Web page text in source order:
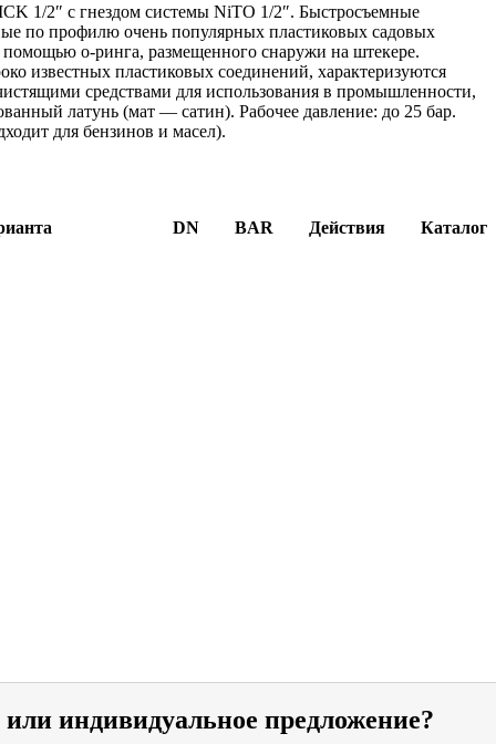
1/2″ с гнездом системы NiTO 1/2″. Быстросъемные
по профилю очень популярных пластиковых садовых
о-ринга, размещенного снаружи на штекере.
известных пластиковых соединений, характеризуются
средствами для использования в промышленности,
латунь (мат — сатин). Рабочее давление: до 25 бар.
для бензинов и масел).
DN BAR Действия Каталог
индивидуальное предложение?